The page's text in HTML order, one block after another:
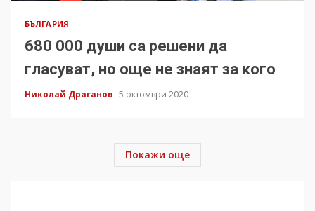
БЪЛГАРИЯ
680 000 души са решени да
гласуват, но още не знаят за кого
Николай Драганов 5 октомври 2020
Покажи още